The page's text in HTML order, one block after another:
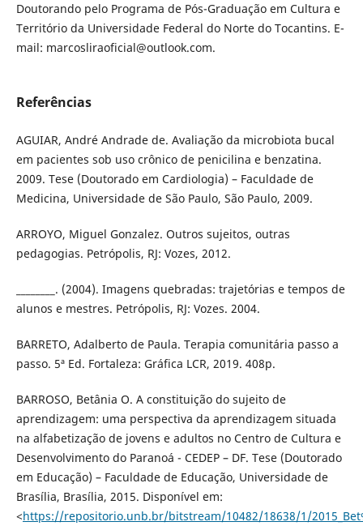
Doutorando pelo Programa de Pós-Graduação em Cultura e
Território da Universidade Federal do Norte do Tocantins. E-
mail: marcosliraoficial@outlook.com.
Referências
AGUIAR, André Andrade de. Avaliação da microbiota bucal
em pacientes sob uso crônico de penicilina e benzatina.
2009. Tese (Doutorado em Cardiologia) – Faculdade de
Medicina, Universidade de São Paulo, São Paulo, 2009.
ARROYO, Miguel Gonzalez. Outros sujeitos, outras
pedagogias. Petrópolis, RJ: Vozes, 2012.
________. (2004). Imagens quebradas: trajetórias e tempos de
alunos e mestres. Petrópolis, RJ: Vozes. 2004.
BARRETO, Adalberto de Paula. Terapia comunitária passo a
passo. 5ª Ed. Fortaleza: Gráfica LCR, 2019. 408p.
BARROSO, Betânia O. A constituição do sujeito de
aprendizagem: uma perspectiva da aprendizagem situada
na alfabetização de jovens e adultos no Centro de Cultura e
Desenvolvimento do Paranoá - CEDEP – DF. Tese (Doutorado
em Educação) – Faculdade de Educação, Universidade de
Brasília, Brasília, 2015. Disponível em:
<https://repositorio.unb.br/bitstream/10482/18638/1/